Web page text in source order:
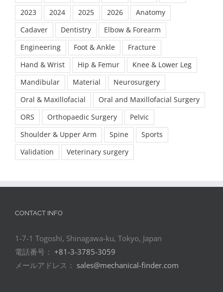
2023
2024 2025 2026
Anatomy
Cadaver
Dentistry
Elbow & Forearm
Engineering
Foot & Ankle
Fracture
Hand & Wrist
Hip & Femur
Knee & Lower Leg
Mandibular
Material
Neurosurgery
Oral & Maxillofacial
Oral and Maxillofacial Surgery
ORS
Orthopaedic Surgery
Pelvic
Shoulder & Upper Arm
Spine
Sports
Validation
Veterinary surgery
CONTACT INFO
1-7-1 Togoshi, Shinagawa-ku, Tokyo, Japan
電話番号： +81-3-3785-3059
メールアドレス： sales@mechanical-finder.com